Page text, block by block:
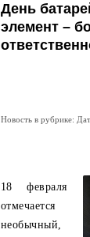
День
элемент –
Новость в рубрике:
18 февраля
отмечается
необычный,